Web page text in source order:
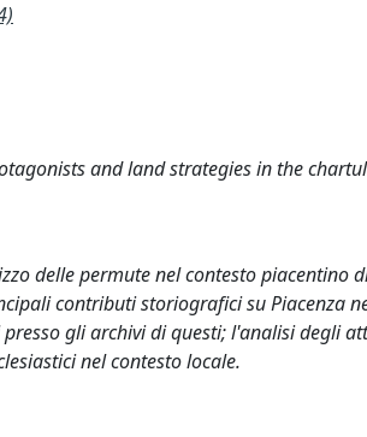
and land strategies in the
delle permute nel contesto piacentino
contributi storiografici su Piacenza
gli archivi di questi; l'analisi degli
nel contesto locale.